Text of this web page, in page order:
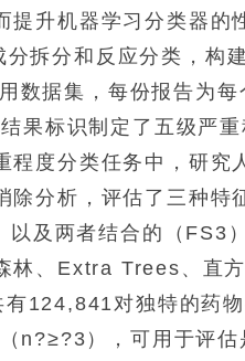
升机器学习分类器的
拆分和反应分类，构
数据集，每份报告为每
果标识制定了五级严
度分类任务中，研究
除分析，评估了三种
以及两者结合的（
林、Extra Trees、直方
124,841对独特的药物
n ?≥?3），可用于评